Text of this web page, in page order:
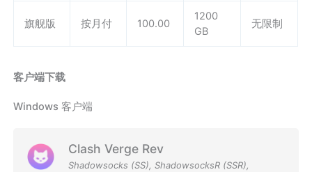
旗舰版 按月付 100.00
1200
GB
无限制
客户端下载
Windows 客户端
Clash Verge Rev
Shadowsocks (SS), ShadowsocksR (SSR),